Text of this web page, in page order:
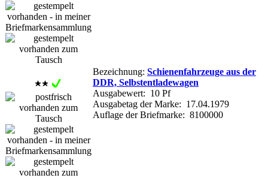
Bezeichnung: Schienenfahrzeuge aus der
DDR, Selbstentladewagen
Ausgabewert: 10 Pf
Ausgabetag der Marke: 17.04.1979
Auflage der Briefmarke: 8100000